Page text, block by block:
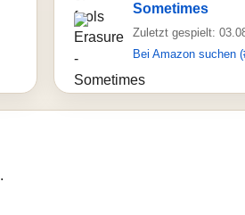
Sometimes
Zuletzt gespielt:
Bei Amazon suchen
.